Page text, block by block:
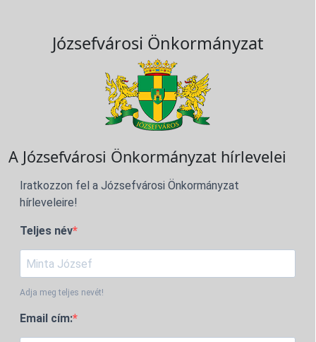
Józsefvárosi Önkormányzat
A Józsefvárosi Önkormányzat hírlevelei
Iratkozzon fel a Józsefvárosi Önkormányzat
hírleveleire!
Teljes név
Adja meg teljes nevét!
Email cím: